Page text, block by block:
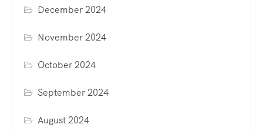
December 2024
November 2024
October 2024
September 2024
August 2024